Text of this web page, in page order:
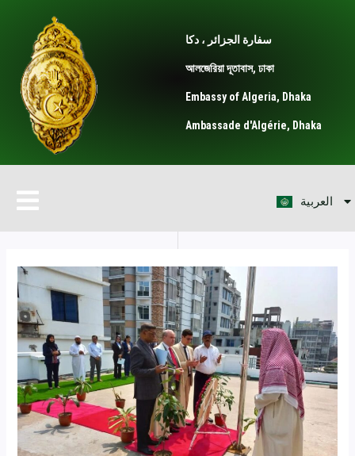
content
سفارة الجزائر ، دكا
আলজেরিয়া দূতাবাস, ঢাকা
Embassy of Algeria, Dhaka
Ambassade d'Algérie, Dhaka
Menu
العربية
English
navigation